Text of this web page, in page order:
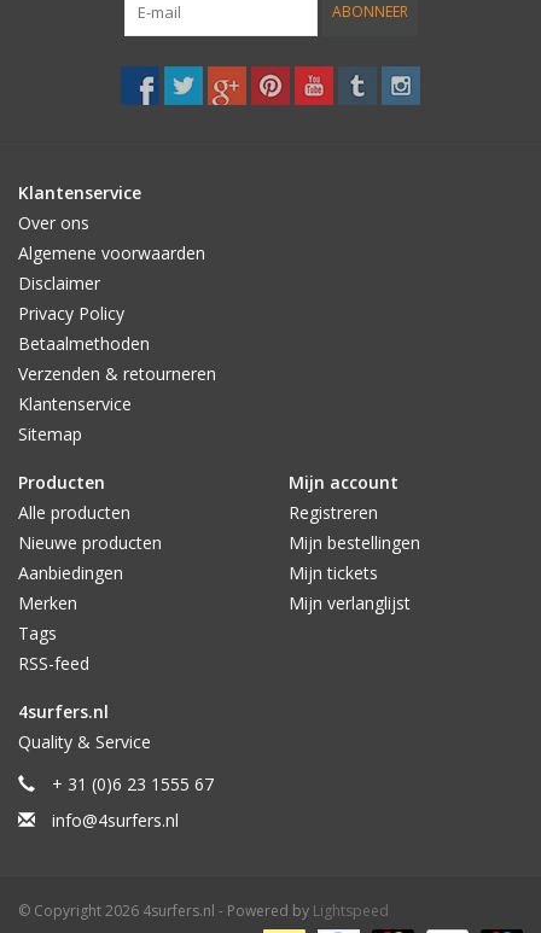
ABONNEER
Klantenservice
Over ons
Algemene voorwaarden
Disclaimer
Privacy Policy
Betaalmethoden
Verzenden & retourneren
Klantenservice
Sitemap
Producten
Alle producten
Nieuwe producten
Aanbiedingen
Merken
Tags
RSS-feed
Mijn account
Registreren
Mijn bestellingen
Mijn tickets
Mijn verlanglijst
4surfers.nl
Quality & Service
+ 31 (0)6 23 1555 67
info@4surfers.nl
© Copyright 2026 4surfers.nl - Powered by Lightspeed